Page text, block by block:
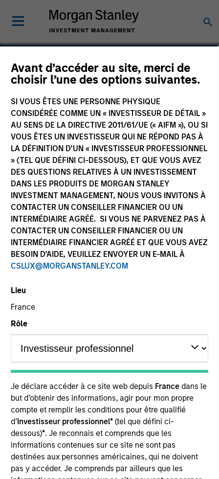
Avant d’accéder au site, merci de
choisir l’une des options suivantes.
SI VOUS ÊTES UNE PERSONNE PHYSIQUE
CONSIDÉRÉE COMME UN « INVESTISSEUR DE DÉTAIL »
AU SENS DE LA DIRECTIVE 2011/61/UE (« AIFM »), OU SI
VOUS ÊTES UN INVESTISSEUR QUI NE RÉPOND PAS À
LA DÉFINITION D’UN « INVESTISSEUR PROFESSIONNEL
» (TEL QUE DÉFINI CI-DESSOUS), ET QUE VOUS AVEZ
DES QUESTIONS RELATIVES À UN INVESTISSEMENT
DANS LES PRODUITS DE MORGAN STANLEY
INVESTMENT MANAGEMENT, NOUS VOUS INVITONS À
CONTACTER UN CONSEILLER FINANCIER OU UN
INTERMÉDIAIRE AGRÉÉ. SI VOUS NE PARVENEZ PAS À
CONTACTER UN CONSEILLER FINANCIER OU UN
INTERMÉDIAIRE FINANCIER AGRÉÉ ET QUE VOUS AVEZ
BESOIN D’AIDE, VEUILLEZ ENVOYER UN E-MAIL À
CSLUX@MORGANSTANLEY.COM
Lieu
France
Rôle
Je déclare accéder à ce site web depuis France dans le
but d’obtenir des informations, agir pour mon propre
compte et remplir les conditions pour être qualifié
d’Investisseur professionnel*(tel que défini ci-
dessous)*. Je reconnais et comprends que les
informations contenues sur ce site ne sont pas
destinées aux personnes américaines, qui ne doivent
pas y accéder. Je comprends par ailleurs que les
Euro Corporate Bond –
Duration Hedged Fund
Communication Promotionnelle
Commentaire
Informations clés pour l’investisseur
(KID)
Ressources
L’attention des investisseurs est
présente, au regard des attentes de
l’Autorité des marchés financiers, une
communication disproportionnée sur
la prise en compte des critères
extrafinanciers dans sa gestion.
Présentation générale
Objectif d’Investissement